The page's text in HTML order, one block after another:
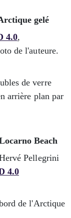
gelé
4.0,
de l'auteure.
Beach
Pellegrini
4.0